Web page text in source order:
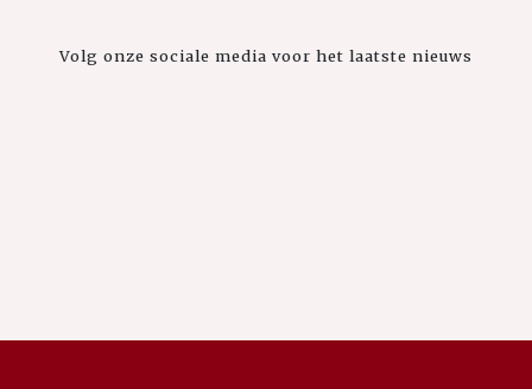
Volg onze sociale media voor het laatste nieuws